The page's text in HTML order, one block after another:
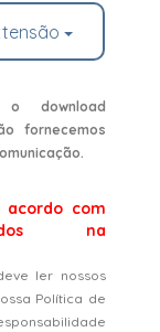
download
fornecemos
acordo com
na
ler nossos
Política de